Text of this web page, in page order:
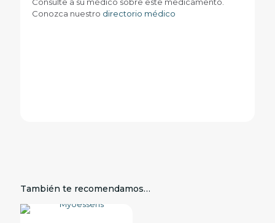
Conozca nuestro directorio médico
También te recomendamos…